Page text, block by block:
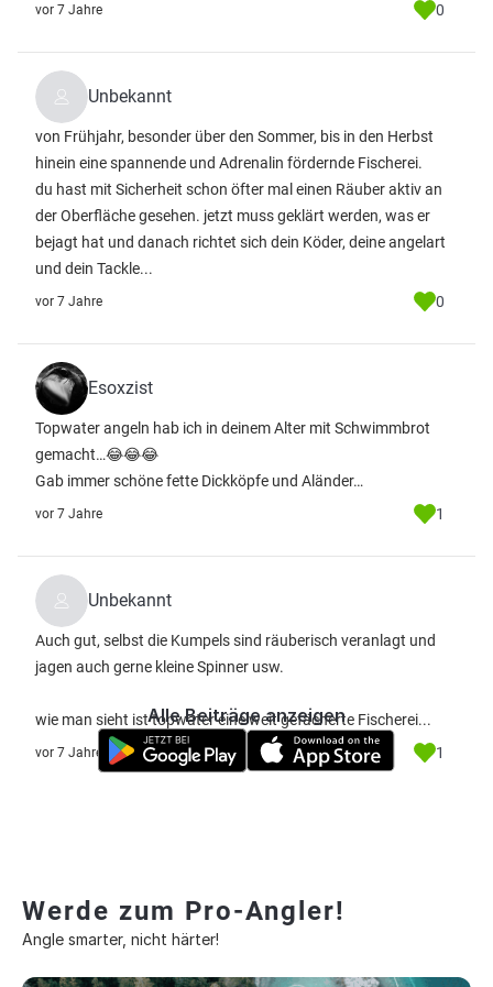
vor 7 Jahre 0
Unbekannt
von Frühjahr, besonder über den Sommer, bis in den Herbst
hinein eine spannende und Adrenalin fördernde Fischerei.
du hast mit Sicherheit schon öfter mal einen Räuber aktiv an
der Oberfläche gesehen. jetzt muss geklärt werden, was er
bejagt hat und danach richtet sich dein Köder, deine angelart
und dein Tackle...
vor 7 Jahre 0
Esoxzist
Topwater angeln hab ich in deinem Alter mit Schwimmbrot
gemacht…😂😂😂
Gab immer schöne fette Dickköpfe und Aländer…
vor 7 Jahre 1
Unbekannt
Auch gut, selbst die Kumpels sind räuberisch veranlagt und
jagen auch gerne kleine Spinner usw.
wie man sieht ist topwater eine weit gefächerte Fischerei...
vor 7 Jahre 1
Alle Beiträge anzeigen
Werde zum Pro-Angler!
Angle smarter, nicht härter!